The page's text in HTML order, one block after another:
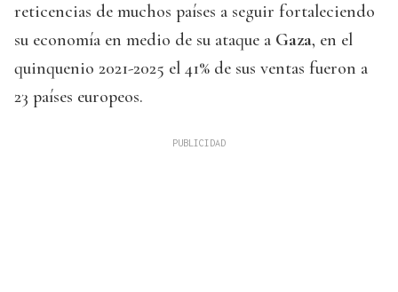
reticencias de muchos países a seguir fortaleciendo
su economía en medio de su ataque a Gaza, en el
quinquenio 2021-2025 el 41% de sus ventas fueron a
23 países europeos.